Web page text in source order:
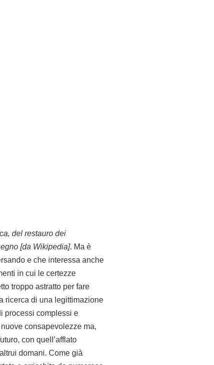
del restauro dei
[da Wikipedia]. Ma è
e che interessa anche
in cui le certezze
troppo astratto per fare
ricerca di una legittimazione
processi complessi e
consapevolezze ma,
con quell’afflato
domani. Come già